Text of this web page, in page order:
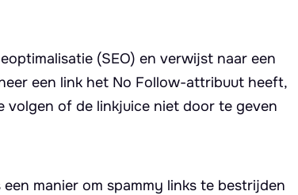
(SEO) en verwijst naar een
een link het No Follow-attribuut heeft,
volgen of de linkjuice niet door te geven
manier om spammy links te bestrijden